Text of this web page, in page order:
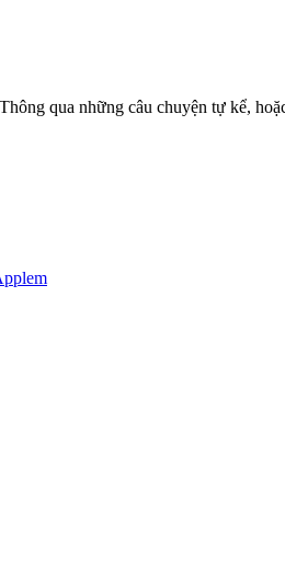
qua những câu chuyện tự kể,